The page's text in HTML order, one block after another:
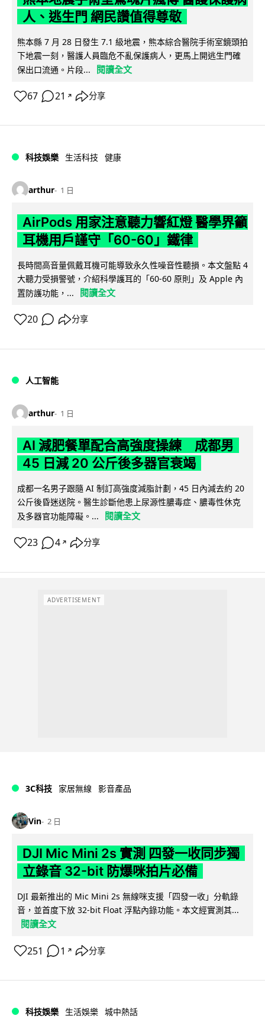
人、逃生門 網民讚值得尊敬
熊本縣 7 月 28 日發生 7.1 級地震，熊本綜合醫院手術室鏡頭拍
下地震一刻，醫護人員臨危不亂保護病人，更馬上開逃生門確
保出口流通。片段...
閱讀全文
67 21 ↗ 分享
科技娛樂 生活科技 健康
arthur 1 日
AirPods 用家注意聽力響紅燈 醫學界籲
耳機用戶謹守「60-60」鐵律
長時間高音量佩戴耳機可能導致永久性噪音性聽損。本文盤點 4
大聽力受損警號，介紹科學護耳的「60-60 原則」及 Apple 內
置防護功能，...
閱讀全文
20 分享
人工智能
arthur 1 日
AI 減肥餐單配合高強度操練 成都男
45 日減 20 公斤後多器官衰竭
成都一名男子跟隨 AI 制訂高強度減脂計劃，45 日內減去約 20
公斤後昏迷送院。醫生診斷他患上尿源性膿毒症、膿毒性休克
及多器官功能障礙。...
閱讀全文
23 4 ↗ 分享
ADVERTISEMENT
3C科技 家居無線 影音產品
Vin 2 日
DJI Mic Mini 2s 實測 四發一收同步獨
立錄音 32-bit 防爆咪拍片必備
DJI 最新推出的 Mic Mini 2s 無線咪支援「四發一收」分軌錄
音，並首度下放 32-bit Float 浮點內錄功能。本文經實測其...
閱讀全文
251 1 ↗ 分享
科技娛樂 生活娛樂 城中熱話